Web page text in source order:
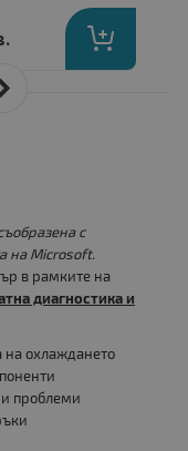
с
на Microsoft.
в рамките на
диагностика и
на охлаждането
проблеми